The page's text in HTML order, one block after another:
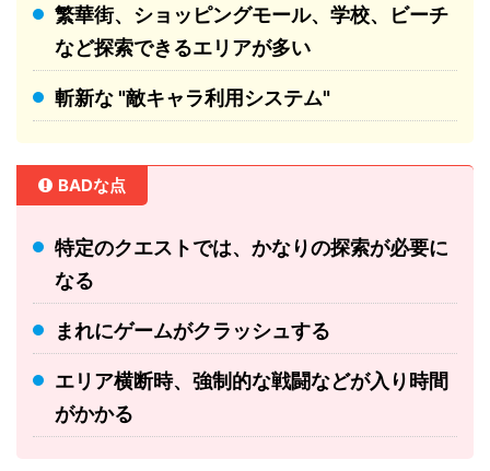
繁華街、ショッピングモール、学校、ビーチ
など探索できるエリアが多い
斬新な "敵キャラ利用システム"
BADな点
特定のクエストでは、かなりの探索が必要に
なる
まれにゲームがクラッシュする
エリア横断時、強制的な戦闘などが入り時間
がかかる